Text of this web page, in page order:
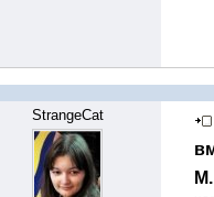
StrangeCat